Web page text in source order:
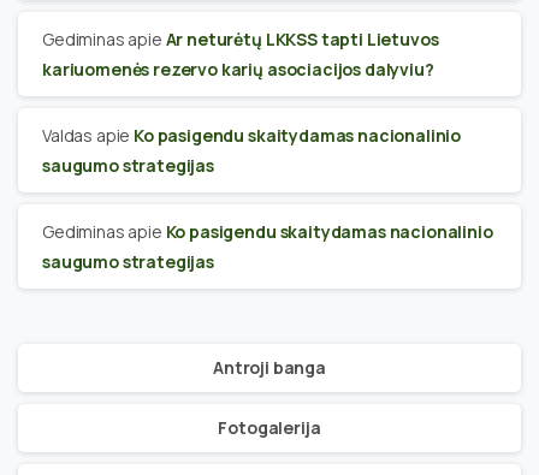
Gediminas apie Ar neturėtų LKKSS tapti Lietuvos
kariuomenės rezervo karių asociacijos dalyviu?
Valdas apie Ko pasigendu skaitydamas nacionalinio
saugumo strategijas
Gediminas apie Ko pasigendu skaitydamas nacionalinio
saugumo strategijas
Antroji banga
Fotogalerija